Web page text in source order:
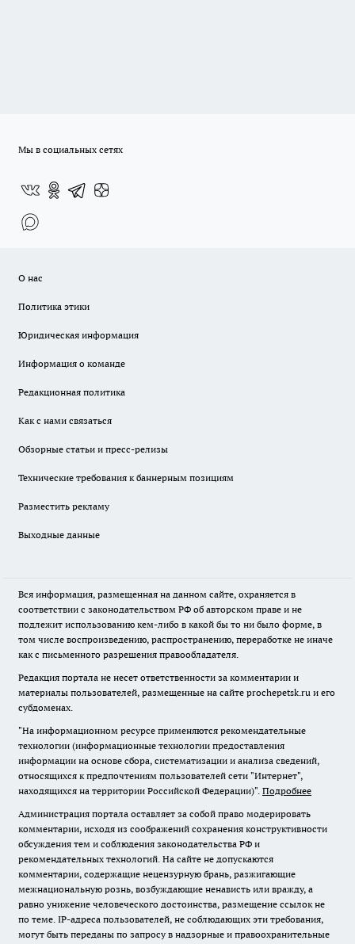
Мы в социальных сетях
О нас
Политика этики
Юридическая информация
Информация о команде
Редакционная политика
Как с нами связаться
Обзорные статьи и пресс-релизы
Технические требования к баннерным позициям
Разместить рекламу
Выходные данные
Вся информация, размещенная на данном сайте, охраняется в
соответствии с законодательством РФ об авторском праве и не
подлежит использованию кем-либо в какой бы то ни было форме, в
том числе воспроизведению, распространению, переработке не иначе
как с письменного разрешения правообладателя.
Редакция портала не несет ответственности за комментарии и
материалы пользователей, размещенные на сайте prochepetsk.ru и его
субдоменах.
"На информационном ресурсе применяются рекомендательные
технологии (информационные технологии предоставления
информации на основе сбора, систематизации и анализа сведений,
относящихся к предпочтениям пользователей сети "Интернет",
находящихся на территории Российской Федерации)". Подробнее
Администрация портала оставляет за собой право модерировать
комментарии, исходя из соображений сохранения конструктивности
обсуждения тем и соблюдения законодательства РФ и
рекомендательных технологий. На сайте не допускаются
комментарии, содержащие нецензурную брань, разжигающие
межнациональную рознь, возбуждающие ненависть или вражду, а
равно унижение человеческого достоинства, размещение ссылок не
по теме. IP-адреса пользователей, не соблюдающих эти требования,
могут быть переданы по запросу в надзорные и правоохранительные